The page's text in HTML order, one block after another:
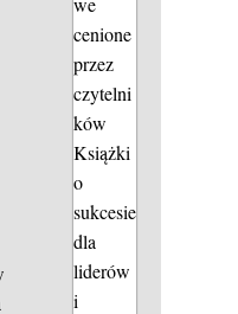
cenione
przez
czytelni
ków
Książki
o
sukcesie
dla
liderów
i